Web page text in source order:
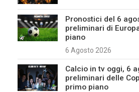
Pronostici del 6
preliminari di
piano
6 Agosto 2026
Calcio in tv oggi, 6
preliminari delle
primo piano